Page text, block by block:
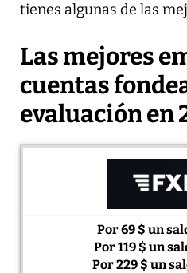
tienes algunas de las
Las mejores
cuentas
evaluación en
Por 69 $ un
Por 119 $ un
Por 229 $ un